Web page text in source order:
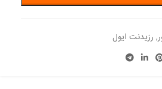
, رزیدنت ایول